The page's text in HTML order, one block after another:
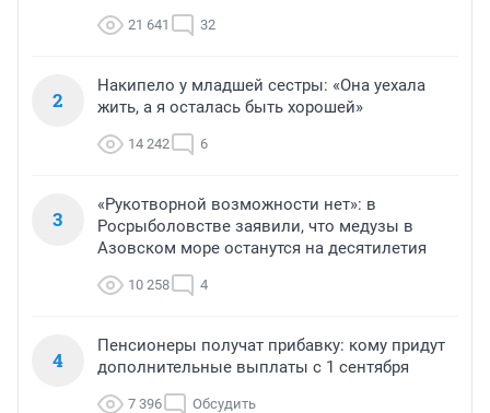
21 641 32
2
Накипело у младшей сестры: «Она уехала
жить, а я осталась быть хорошей»
14 242 6
3
«Рукотворной возможности нет»: в
Росрыболовстве заявили, что медузы в
Азовском море останутся на десятилетия
10 258 4
4
Пенсионеры получат прибавку: кому придут
дополнительные выплаты с 1 сентября
7 396 Обсудить